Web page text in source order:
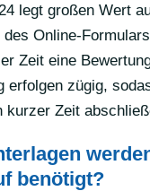
legt großen Wert
des Online-
Zeit eine
erfolgen zügig,
kurzer Zeit
benötigt?